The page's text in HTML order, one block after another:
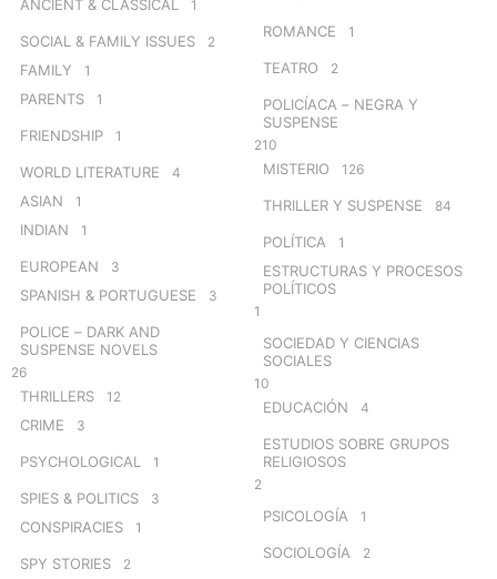
ANCIENT & CLASSICAL 1
SOCIAL & FAMILY ISSUES 2
FAMILY 1
PARENTS 1
FRIENDSHIP 1
WORLD LITERATURE 4
ASIAN 1
INDIAN 1
EUROPEAN 3
SPANISH & PORTUGUESE 3
POLICE – DARK AND
SUSPENSE NOVELS
26
THRILLERS 12
CRIME 3
PSYCHOLOGICAL 1
SPIES & POLITICS 3
CONSPIRACIES 1
SPY STORIES 2
ROMANCE 1
TEATRO 2
POLICÍACA – NEGRA Y
SUSPENSE
210
MISTERIO 126
THRILLER Y SUSPENSE 84
POLÍTICA 1
ESTRUCTURAS Y PROCESOS
POLÍTICOS
1
SOCIEDAD Y CIENCIAS
SOCIALES
10
EDUCACIÓN 4
ESTUDIOS SOBRE GRUPOS
RELIGIOSOS
2
PSICOLOGÍA 1
SOCIOLOGÍA 2